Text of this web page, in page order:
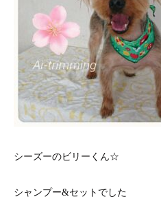
シーズーのビリーくん☆
シャンプー&セットでした